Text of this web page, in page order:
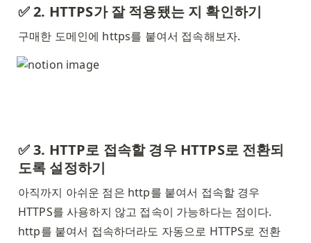
✅ 2. HTTPS가 잘 적용됐는 지 확인하기
구매한 도메인에 https를 붙여서 접속해보자.
✅ 3. HTTP로 접속할 경우 HTTPS로 전환되
도록 설정하기
아직까지 아쉬운 점은 http를 붙여서 접속할 경우
HTTPS를 사용하지 않고 접속이 가능하다는 점이다.
http를 붙여서 접속하더라도 자동으로 HTTPS로 전환